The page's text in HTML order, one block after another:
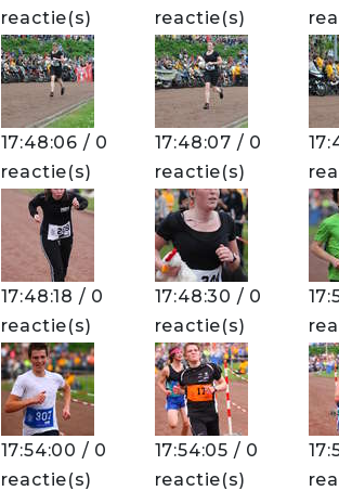
reactie(s)
reactie(s)
17:48:06 / 0
reactie(s)
17:48:07 / 0
reactie(s)
17:48:18 / 0
reactie(s)
17:48:30 / 0
reactie(s)
17:54:00 / 0
reactie(s)
17:54:05 / 0
reactie(s)